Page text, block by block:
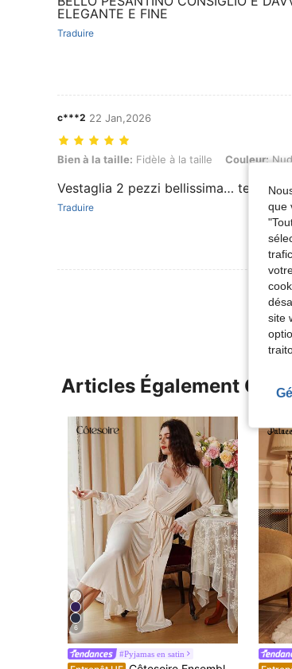
ELEGANTE E FINE
Traduire
c***2 22 Jan,2026
Bien à la taille: Fidèle à la taille, Couleur: Nude,
Bien à la taille: Fidèle à la taille Couleur:
Vestaglia 2 pezzi bellissima… tessuto
Traduire
Articles Également
6
#Pyjamas en satin
que
site